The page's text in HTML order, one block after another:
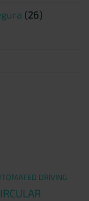
(26)
DRIVING